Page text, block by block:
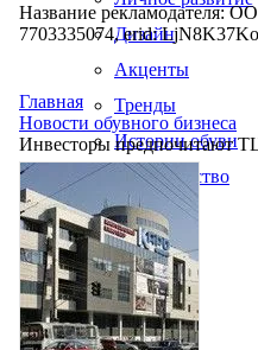
Дизайн
Акценты
Тренды
Истории обуви
Производство
Название рекламодателя:
7703335074, erid: LjN8K37Ko
Главная
Новости обувного бизнеса
Инвесторы предпочитают